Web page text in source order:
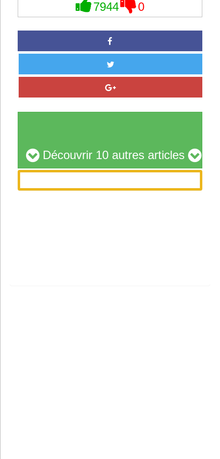
7944 0
Découvrir 10 autres articles